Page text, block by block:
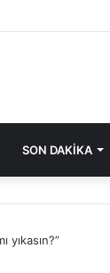
SON DAKIKA
yıkasın?”